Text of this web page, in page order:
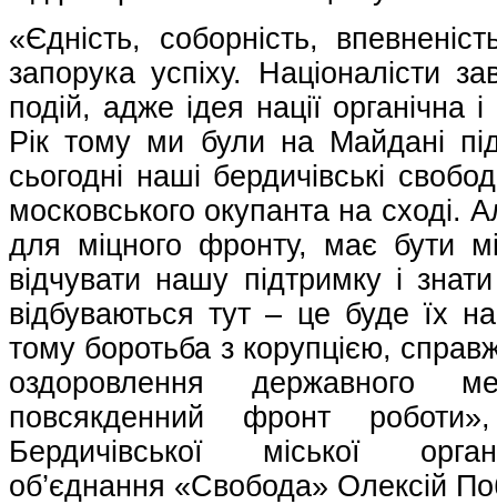
«Єдність, соборність,
запорука успіху. Націоналісти
подій, адже ідея нації
Рік тому ми були на Майдані
сьогодні наші бердичівські
московського окупанта на
для міцного фронту, має бути
відчувати нашу підтримку і
відбуваються тут – це буде їх
тому боротьба з корупцією,
оздоровлення
повсякденний фронт
Бердичівської міської
об’єднання «Свобода» Олексій